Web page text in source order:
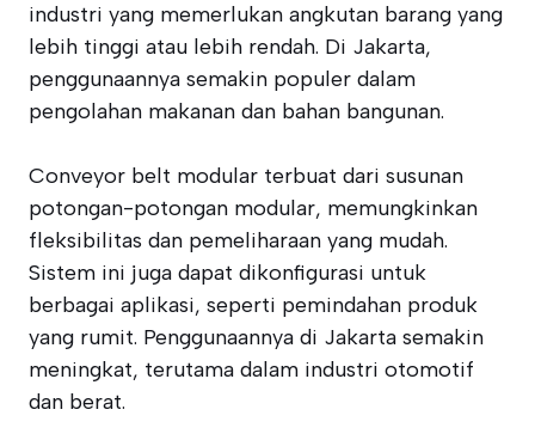
industri yang memerlukan angkutan barang yang
lebih tinggi atau lebih rendah. Di Jakarta,
penggunaannya semakin populer dalam
pengolahan makanan dan bahan bangunan.
Conveyor belt modular terbuat dari susunan
potongan-potongan modular, memungkinkan
fleksibilitas dan pemeliharaan yang mudah.
Sistem ini juga dapat dikonfigurasi untuk
berbagai aplikasi, seperti pemindahan produk
yang rumit. Penggunaannya di Jakarta semakin
meningkat, terutama dalam industri otomotif
dan berat.